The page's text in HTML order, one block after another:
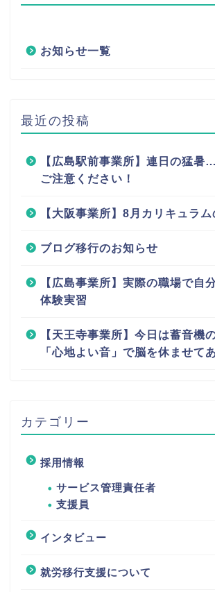
お知らせ一覧
最近の投稿
【広島駅前事業所】連日の猛暑
ご注意ください！
【大阪事業所】8月カリキュラ
ブログ移行のお知らせ
【広島事業所】実際の職場で自
体験実習
【天王寺事業所】今日は蓄音機
「心地よい音」で脳を休ませて
カテゴリー
採用情報
サービス管理責任者
支援員
インタビュー
就労移行支援について